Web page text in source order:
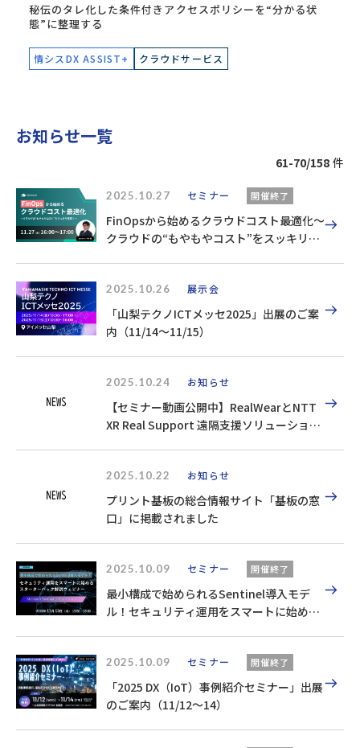
秘伝のタレ化した条件付きアクセスポリシーを“分かる状
態”に整理する
情シスDX ASSIST+ クラウドサービス
お知らせ一覧
61-70/158 件
2025.10.27 セミナー 開催終了
FinOpsから始めるクラウドコスト最適化～
クラウドの“もやもやコスト”をスッキリ整
2025.10.26 展示会
「山梨テクノICTメッセ2025」出展のご案
内（11/14～11/15）
2025.10.24 お知らせ
【セミナー動画公開中】RealWearとNTT
XR Real Support 遠隔支援ソリューション
2025.10.22 お知らせ
プリント基板の総合情報サイト「基板の窓
口」に掲載されました
2025.10.09 セミナー 開催終了
最小構成で始められるSentinel導入モデ
ル！​セキュリティ運用をスマートに始める
2025.10.09 セミナー 開催終了
「2025 DX（IoT）事例紹介セミナー」出展
のご案内（11/12～14）